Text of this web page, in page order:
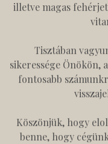
illetve magas
Tisztában
sikeressége Önökön,
fontosabb
Köszönjük, hogy
benne, hogy